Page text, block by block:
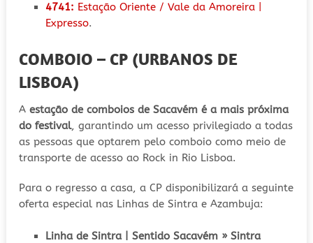
4741: Estação Oriente / Vale da Amoreira |
Expresso.
COMBOIO – CP (URBANOS DE
LISBOA)
A estação de comboios de Sacavém é a mais próxima
do festival, garantindo um acesso privilegiado a todas
as pessoas que optarem pelo comboio como meio de
transporte de acesso ao Rock in Rio Lisboa.
Para o regresso a casa, a CP disponibilizará a seguinte
oferta especial nas Linhas de Sintra e Azambuja:
Linha de Sintra | Sentido Sacavém » Sintra